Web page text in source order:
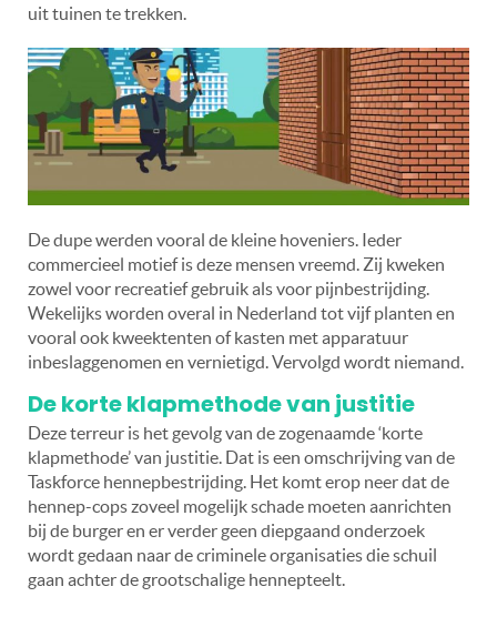
uit tuinen te trekken.
De dupe werden vooral de kleine hoveniers. Ieder
commercieel motief is deze mensen vreemd. Zij kweken
zowel voor recreatief gebruik als voor pijnbestrijding.
Wekelijks worden overal in Nederland tot vijf planten en
vooral ook kweektenten of kasten met apparatuur
inbeslaggenomen en vernietigd. Vervolgd wordt niemand.
De korte klapmethode van justitie
Deze terreur is het gevolg van de zogenaamde ‘korte
klapmethode’ van justitie. Dat is een omschrijving van de
Taskforce hennepbestrijding. Het komt erop neer dat de
hennep-cops zoveel mogelijk schade moeten aanrichten
bij de burger en er verder geen diepgaand onderzoek
wordt gedaan naar de criminele organisaties die schuil
gaan achter de grootschalige hennepteelt.